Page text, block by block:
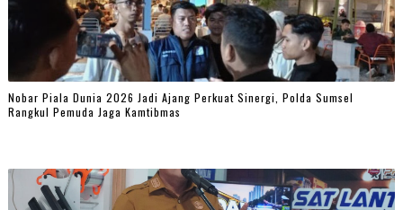
Nobar Piala Dunia 2026 Jadi Ajang Perkuat Sinergi, Polda Sumsel
Rangkul Pemuda Jaga Kamtibmas